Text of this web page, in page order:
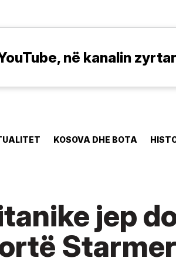
në kanalin
KOSOVA DHE BOTA
jep
Starmer